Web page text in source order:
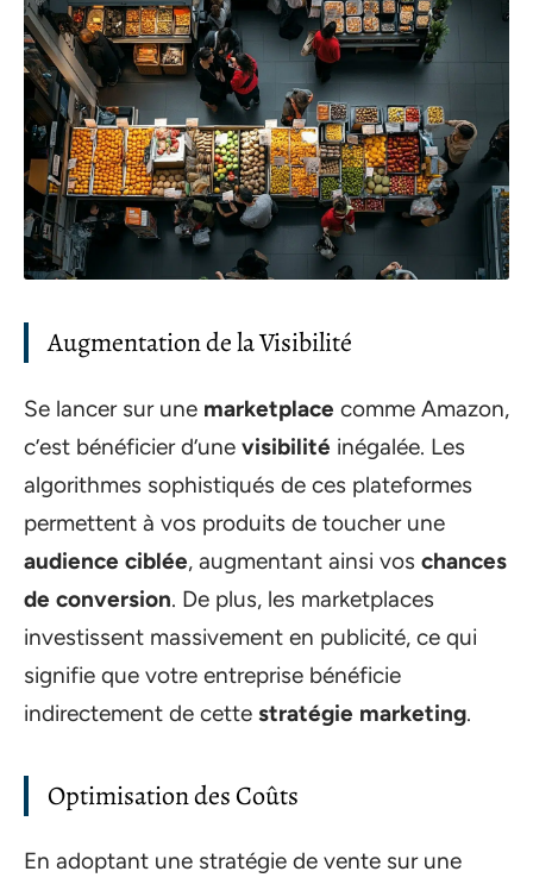
Augmentation de la Visibilité
Se lancer sur une marketplace comme Amazon,
c’est bénéficier d’une visibilité inégalée. Les
algorithmes sophistiqués de ces plateformes
permettent à vos produits de toucher une
audience ciblée, augmentant ainsi vos chances
de conversion. De plus, les marketplaces
investissent massivement en publicité, ce qui
signifie que votre entreprise bénéficie
indirectement de cette stratégie marketing.
Optimisation des Coûts
En adoptant une stratégie de vente sur une